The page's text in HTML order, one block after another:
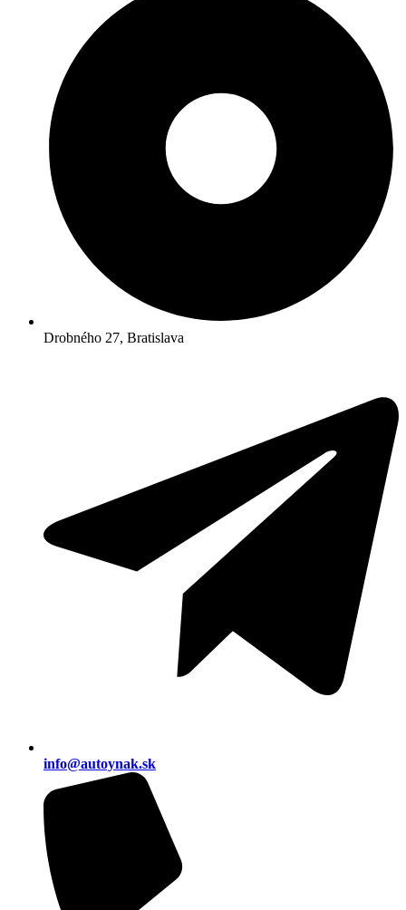
Drobného 27, Bratislava
info@autoynak.sk